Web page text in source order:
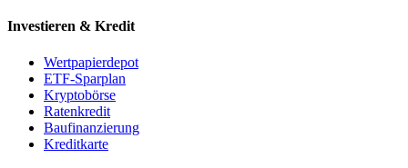
Investieren & Kredit
Wertpapierdepot
ETF-Sparplan
Kryptobörse
Ratenkredit
Baufinanzierung
Kreditkarte